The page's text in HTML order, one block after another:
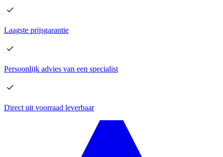
Laagste prijsgarantie
Persoonlijk advies van een specialist
Direct uit voorraad leverbaar